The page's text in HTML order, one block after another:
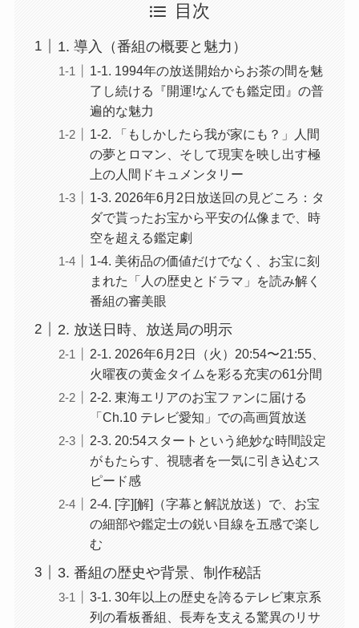
目次
1. 導入（番組の概要と魅力）
1-1. 1994年の放送開始からお茶の間を魅
了し続ける『開運!なんでも鑑定団』の普
遍的な魅力
1-2. 「もしかしたら我が家にも？」人間
の夢とロマン、そして現実を映し出す極
上の人間ドキュメンタリー
1-3. 2026年6月2日放送回の見どころ：タ
ダで貰ったお宝から平安の仏像まで、時
空を超える鑑定劇
1-4. 美術品の価値だけでなく、お宝に刻
まれた「人の歴史とドラマ」を読み解く
番組の審美眼
2. 放送日時、放送局の明示
2-1. 2026年6月2日（火）20:54〜21:55、
火曜夜の黄金タイムを彩る充実の61分間
2-2. 東海エリアのお宝ファンに届ける
「Ch.10 テレビ愛知」での高画質放送
2-3. 20:54スタートという絶妙な時間設定
がもたらす、視聴者を一気に引き込むス
ピード感
2-4. [字][解]（字幕と解説放送）で、お宝
の細部や鑑定士の鋭い目線を五感で楽し
む
3. 番組の歴史や背景、制作秘話
3-1. 30年以上の歴史を誇るテレビ東京系
列の看板番組、長寿を支える驚異のリサ